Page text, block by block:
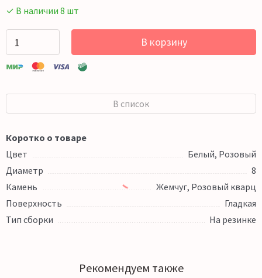
✓ В наличии 8 шт
В корзину
В список
Коротко о товаре
Цвет
Белый, Розовый
Диаметр
8
Камень
Жемчуг, Розовый кварц
Поверхность
Гладкая
Тип сборки
На резинке
Рекомендуем также